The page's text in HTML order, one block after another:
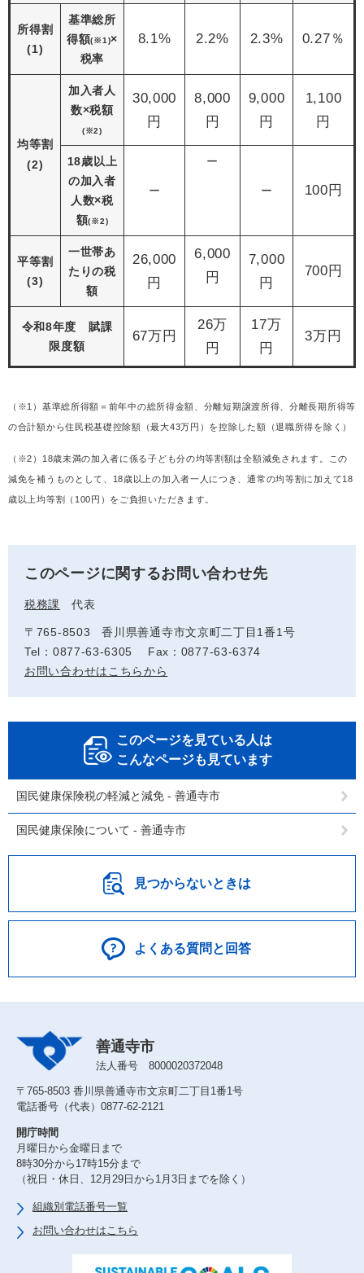
所得割
(1)
基準総所
得額(※1)×
税率
8.1% 2.2% 2.3% 0.27％
均等割
(2)
加入者人
数×税額
(※2)
30,000
円
8,000
円
9,000
円
1,100
円
18歳以上
の加入者
人数×税
額(※2)
ー
ー
ー 100円
平等割
(3)
一世帯あ
たりの税
額
26,000
円
6,000
円
7,000
円
700円
令和8年度 賦課
限度額
67万円
26万
円
17万
円
3万円
（※1） 基準総所得額＝前年中の総所得金額、分離短期譲渡所得、分離長期所得等
の合計額から住民税基礎控除額（最大43万円）を控除した額（退職所得を除く）
（※2）18歳未満の加入者に係る子ども分の均等割額は全額減免されます。この
減免を補うものとして、18歳以上の加入者一人につき、通常の均等割に加えて18
歳以上均等割（100円）をご負担いただきます。
このページに関するお問い合わせ先
税務課 代表
〒765-8503
香川県善通寺市文京町二丁目1番1号
Tel：0877-63-6305
Fax：0877-63-6374
お問い合わせはこちらから
このページを見ている人は
こんなページも見ています
国民健康保険税の軽減と減免 - 善通寺市
国民健康保険について - 善通寺市
見つからないときは
よくある質問と回答
善通寺市
法人番号 8000020372048
〒765-8503 香川県善通寺市文京町二丁目1番1号
電話番号（代表）0877-62-2121
開庁時間
月曜日から金曜日まで
8時30分から17時15分まで
（祝日・休日、12月29日から1月3日までを除く）
組織別電話番号一覧
お問い合わせはこちら